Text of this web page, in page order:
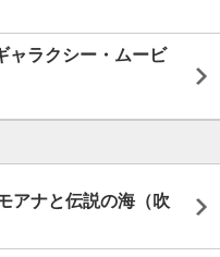
ャラクシー・ムービ
アナと伝説の海（吹